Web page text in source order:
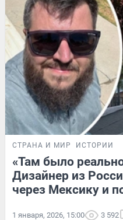
СТРАНА И МИР ИСТОРИИ
«Там было
Дизайнер из
через Мексику и
1 января, 2026, 15:00 3 592